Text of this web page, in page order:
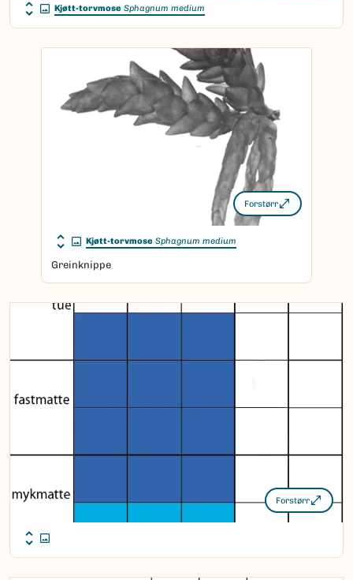
Kjøtt-torvmose Sphagnum medium
Forstørr
Kjøtt-torvmose Sphagnum medium
Greinknippe
Forstørr